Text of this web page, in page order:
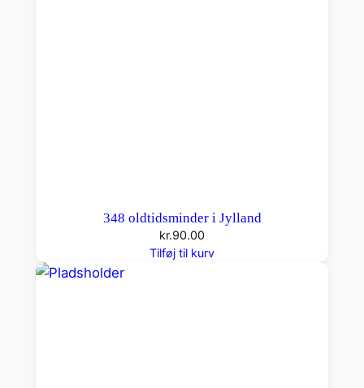
348 oldtidsminder i Jylland
kr.90.00
Tilføj til kurv